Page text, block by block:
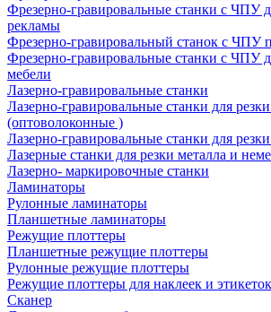
Фрезерно-гравировальные станки с ЧПУ
рекламы
Фрезерно-гравировальный станок с ЧПУ
Фрезерно-гравировальные станки с ЧПУ
мебели
Лазерно-гравировальные станки
Лазерно-гравировальные станки для
(оптоволоконные )
Лазерно-гравировальные станки для
Лазерные станки для резки металла и
Лазерно- маркировочные станки
Ламинаторы
Рулонные ламинаторы
Планшетные ламинаторы
Режущие плоттеры
Планшетные режущие плоттеры
Рулонные режущие плоттеры
Режущие плоттеры для наклеек и этикеток
Сканер